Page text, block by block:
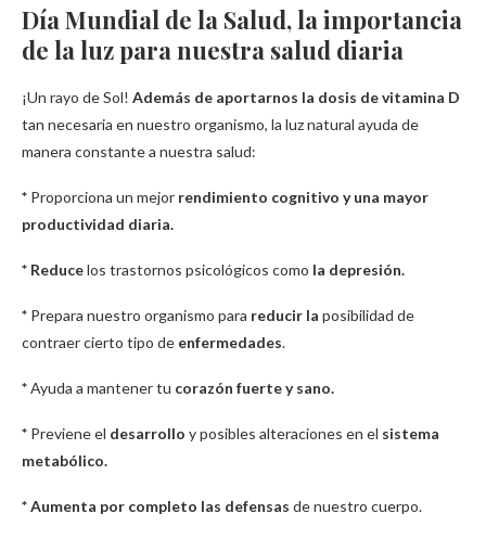
Día Mundial de la Salud, la importancia
de la luz para nuestra salud diaria
¡Un rayo de Sol! Además de aportarnos la dosis de vitamina D
tan necesaria en nuestro organismo, la luz natural ayuda de
manera constante a nuestra salud:
* Proporciona un mejor rendimiento cognitivo y una mayor
productividad diaria.
* Reducelos trastornos psicológicos como la depresión.
* Prepara nuestro organismo para reducir la posibilidad de
contraer cierto tipo de enfermedades.
*Ayuda a mantener tu corazón fuerte y sano.
* Previene el desarrollo y posibles alteraciones en el sistema
metabólico.
* Aumenta por completo las defensas de nuestro cuerpo.